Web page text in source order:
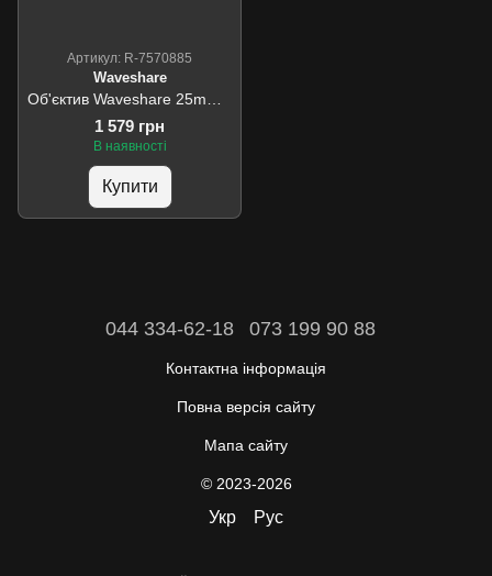
Артикул: R-7570885
Waveshare
1 579 грн
В наявності
Купити
044 334-62-18 073 199 90 88
Контактна інформація
Повна версія сайту
Мапа сайту
© 2023-2026
Укр Рус